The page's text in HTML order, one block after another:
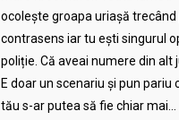
ocolește groapa uriașă trecând
contrasens iar tu ești singurul
poliție. Că aveai numere din alt
E doar un scenariu și pun pariu
tău s-ar putea să fie chiar mai…